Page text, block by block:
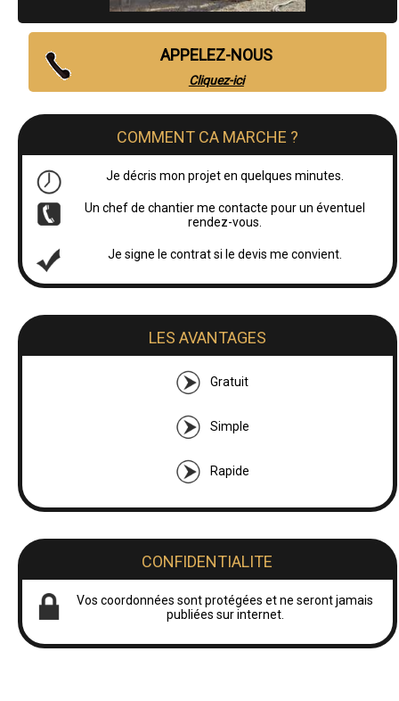
APPELEZ-NOUS
Cliquez-ici
COMMENT CA MARCHE ?
Je décris mon projet en quelques minutes.
Un chef de chantier me contacte pour un éventuel
rendez-vous.
Je signe le contrat si le devis me convient.
LES AVANTAGES
Gratuit
Simple
Rapide
CONFIDENTIALITE
Vos coordonnées sont protégées et ne seront jamais
publiées sur internet.